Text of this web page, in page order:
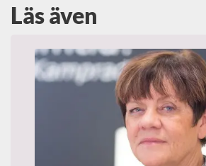
Läs även